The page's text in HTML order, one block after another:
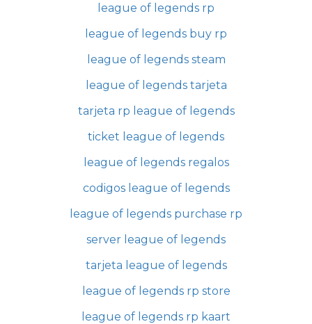
league of legends rp
league of legends buy rp
league of legends steam
league of legends tarjeta
tarjeta rp league of legends
ticket league of legends
league of legends regalos
codigos league of legends
league of legends purchase rp
server league of legends
tarjeta league of legends
league of legends rp store
league of legends rp kaart